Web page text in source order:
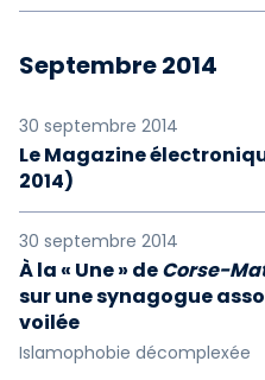
Septembre 2014
30 septembre 2014
Le Magazine
2014)
30 septembre 2014
À la « Une » deCorse-
sur une synagogue
voilée
Islamophobie décomplexée